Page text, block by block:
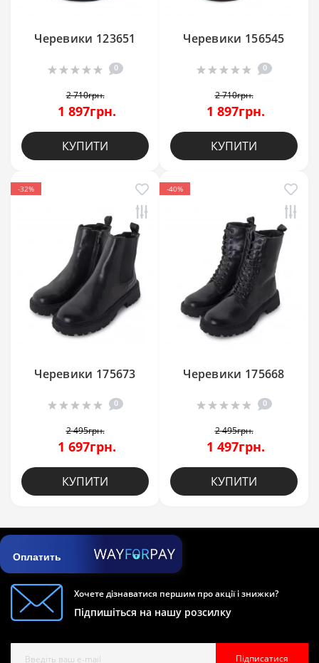
Черевики 123651
0
2 710грн.
1 897грн.
КУПИТИ
Черевики 156545
0
2 710грн.
1 897грн.
КУПИТИ
-32%
Черевики 175673
0
2 495грн.
1 697грн.
КУПИТИ
-40%
Черевики 175668
0
2 495грн.
1 497грн.
КУПИТИ
Оплатить
Хочете дізнаватися першим про акції і знижки?
Підпишіться на нашу розсилку
Підписатися